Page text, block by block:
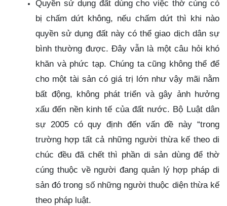
Quyền sử dụng đất dùng cho việc thờ cúng có
bị chấm dứt không, nếu chấm dứt thì khi nào
quyền sử dụng đất này có thể giao dịch dân sự
bình thường được. Đây vẫn là một câu hỏi khó
khăn và phức tạp. Chúng ta cũng không thể để
cho một tài sản có giá trị lớn như vậy mãi nằm
bất động, không phát triển và gây ảnh hưởng
xấu đến nền kinh tế của đất nước. Bộ Luật dân
sự 2005 có quy định đến vấn đề này “trong
trường hợp tất cả những người thừa kế theo di
chúc đều đã chết thì phần di sản dùng để thờ
cúng thuộc về người đang quản lý hợp pháp di
sản đó trong số những người thuộc diện thừa kế
theo pháp luật.